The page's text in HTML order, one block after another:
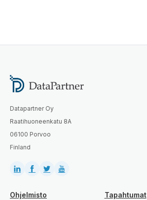
Datapartner Oy
Raatihuoneenkatu 8A
06100 Porvoo
Finland
Ohjelmisto Tapahtumat